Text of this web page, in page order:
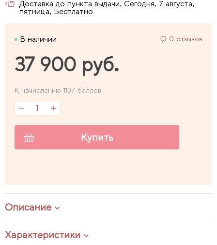
Доставка до пункта выдачи, Сегодня, 7 августа,
пятница, Бесплатно
В наличии 0 отзывов
37 900 руб.
К начислению 1137 баллов
Купить
Описание
Характеристики